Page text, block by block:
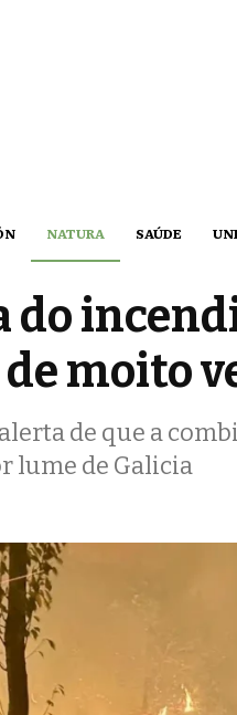
NATURA SAÚDE
moito
de que a
lume de Galicia